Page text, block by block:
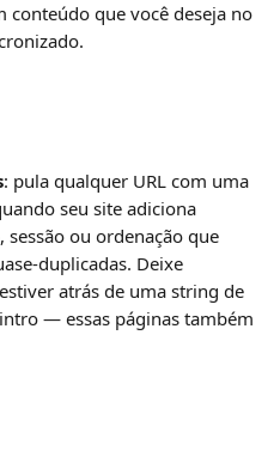
que você deseja no
: pula qualquer URL com uma
seu site adiciona
ou ordenação que
duplicadas. Deixe
atrás de uma string de
— essas páginas também